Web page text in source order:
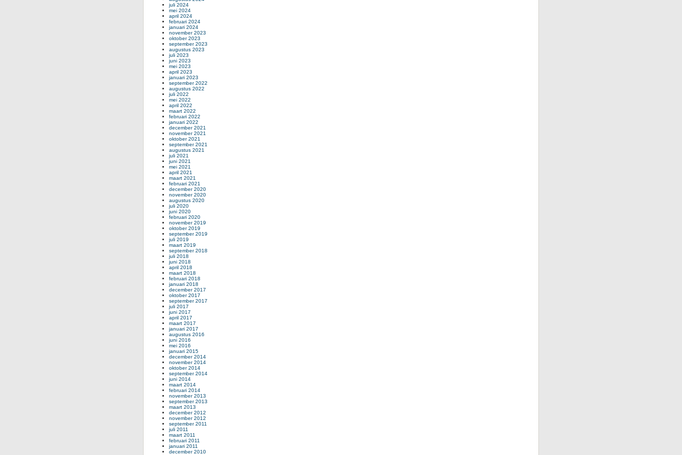
juli 2024
mei 2024
april 2024
februari 2024
januari 2024
november 2023
oktober 2023
september 2023
augustus 2023
juli 2023
juni 2023
mei 2023
april 2023
januari 2023
september 2022
augustus 2022
juli 2022
mei 2022
april 2022
maart 2022
februari 2022
januari 2022
december 2021
november 2021
oktober 2021
september 2021
augustus 2021
juli 2021
juni 2021
mei 2021
april 2021
maart 2021
februari 2021
december 2020
november 2020
augustus 2020
juli 2020
juni 2020
februari 2020
november 2019
oktober 2019
september 2019
juli 2019
maart 2019
september 2018
juli 2018
juni 2018
april 2018
maart 2018
februari 2018
januari 2018
december 2017
oktober 2017
september 2017
juli 2017
juni 2017
april 2017
maart 2017
januari 2017
augustus 2016
juni 2016
mei 2016
januari 2015
december 2014
november 2014
oktober 2014
september 2014
juni 2014
maart 2014
februari 2014
november 2013
september 2013
maart 2013
december 2012
november 2012
september 2011
juli 2011
maart 2011
februari 2011
januari 2011
december 2010